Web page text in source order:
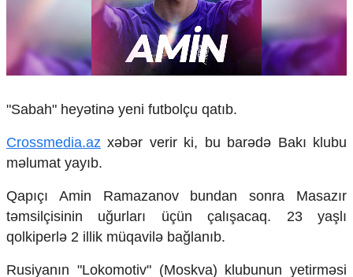
İqtisadi
Sosioloji
Araşdırma
Multimedia
Foto
İnfoqrafika
Podcast
Humanitar
Elm və təhsil
Mədəniyyət
Yüksəliş hekayəsi
"Sabah" heyətinə yeni futbolçu qatıb.
Crossmedia.az xəbər verir ki, bu barədə Bakı klubu
məlumat yayıb.
Qapıçı Amin Ramazanov bundan sonra Masazır
təmsilçisinin uğurları üçün çalışacaq. 23 yaşlı
qolkiperlə 2 illik müqavilə bağlanıb.
Rusiyanın "Lokomotiv" (Moskva) klubunun yetirməsi